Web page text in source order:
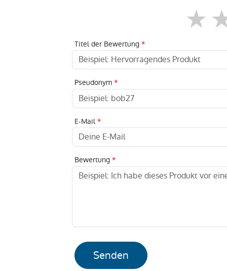
Titel der Bewertung
Pseudonym
E-Mail
Bewertung
Senden